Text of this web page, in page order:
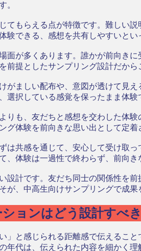
。
もらえる点が特徴です。難しい
できる、感想を共有しやすいと
が多くあります。誰かが前向き
提としたサンプリング設計だから
ましい配布や、意図が透けて見
択している感覚を保ったまま体
も、友だちと感想を交わした体
体験を前向きな思い出として定着
共感を通じて、安心して受け取
体験は一過性で終わらず、前向き
計です。友だち同士の関係性を
、中高生向けサンプリングで成果
ョンはどう設計すべ
と感じられる距離感で伝えるこ
代は、伝えられた内容を細かく